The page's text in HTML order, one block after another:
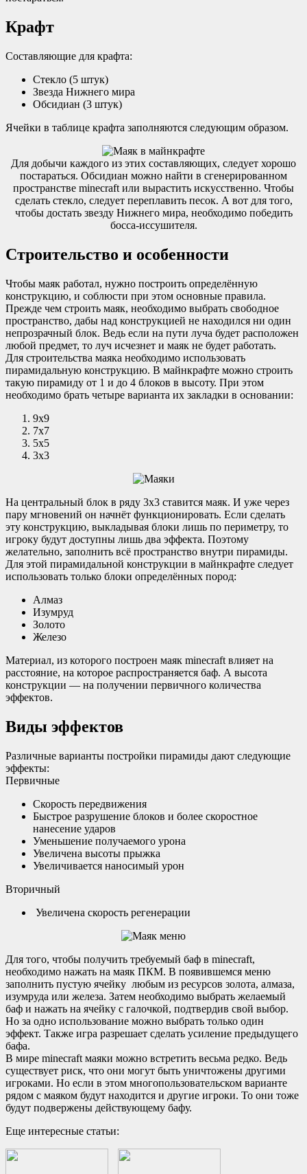
Крафт
Составляющие для крафта:
Стекло (5 штук)
Звезда Нижнего мира
Обсидиан (3 штук)
Ячейки в таблице крафта заполняются следующим образом.
Для добычи каждого из этих составляющих, следует хорошо
постараться. Обсидиан можно найти в сгенерированном
пространстве minecraft или вырастить искусственно. Чтобы
сделать стекло, следует переплавить песок. А вот для того,
чтобы достать звезду Нижнего мира, необходимо победить
босса-иссушителя.
Строительство и особенности
Чтобы маяк работал, нужно построить определённую
конструкцию, и соблюсти при этом основные правила.
Прежде чем строить маяк, необходимо выбрать свободное
пространство, дабы над конструкцией не находился ни один
непрозрачный блок. Ведь если на пути луча будет расположен
любой предмет, то луч исчезнет и маяк не будет работать.
Для строительства маяка необходимо использовать
пирамидальную конструкцию. В майнкрафте можно строить
такую пирамиду от 1 и до 4 блоков в высоту. При этом
необходимо брать четыре варианта их закладки в основании:
9х9
7х7
5х5
3х3
На центральный блок в ряду 3х3 ставится маяк. И уже через
пару мгновений он начнёт функционировать. Если сделать
эту конструкцию, выкладывая блоки лишь по периметру, то
игроку будут доступны лишь два эффекта. Поэтому
желательно, заполнить всё пространство внутри пирамиды.
Для этой пирамидальной конструкции в майнкрафте следует
использовать только блоки определённых пород:
Алмаз
Изумруд
Золото
Железо
Материал, из которого построен маяк minecraft влияет на
расстояние, на которое распространяется баф. А высота
конструкции — на получении первичного количества
эффектов.
Виды эффектов
Различные варианты постройки пирамиды дают следующие
эффекты:
Первичные
Скорость передвижения
Быстрое разрушение блоков и более скоростное
нанесение ударов
Уменьшение получаемого урона
Увеличена высоты прыжка
Увеличивается наносимый урон
Вторичный
Увеличена скорость регенерации
Для того, чтобы получить требуемый баф в minecraft,
необходимо нажать на маяк ПКМ. В появившемся меню
заполнить пустую ячейку любым из ресурсов золота, алмаза,
изумруда или железа. Затем необходимо выбрать желаемый
баф и нажать на ячейку с галочкой, подтвердив свой выбор.
Но за одно использование можно выбрать только один
эффект. Также игра разрешает сделать усиление предыдущего
бафа.
В мире minecraft маяки можно встретить весьма редко. Ведь
существует риск, что они могут быть уничтожены другими
игроками. Но если в этом многопользовательском варианте
рядом с маяком будут находится и другие игроки. То они тоже
будут подвержены действующему бафу.
Еще интересные статьи: